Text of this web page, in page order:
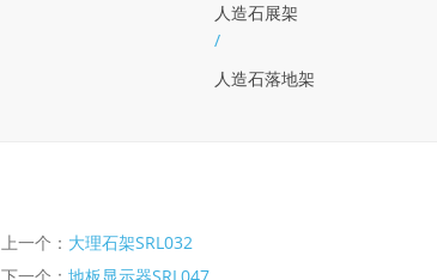
人造石展架
/
人造石落地架
上一个： 大理石架SRL032
下一个： 地板显示器SRL047